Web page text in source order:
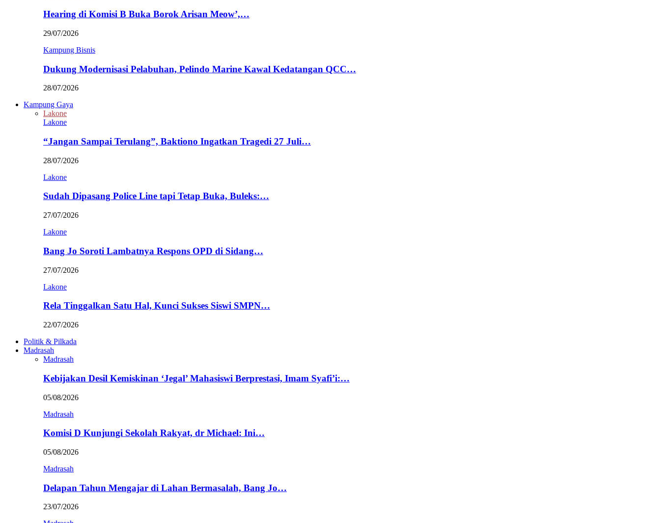
Hearing di Komisi B Buka Borok Arisan Meow’,…
29/07/2026
Kampung Bisnis
Dukung Modernisasi Pelabuhan, Pelindo Marine Kawal Kedatangan QCC…
28/07/2026
Kampung Gaya
Lakone
Lakone
“Jangan Sampai Terulang”, Baktiono Ingatkan Tragedi 27 Juli…
28/07/2026
Lakone
Sudah Dipasang Police Line tapi Tetap Buka, Buleks:…
27/07/2026
Lakone
Bang Jo Soroti Lambatnya Respons OPD di Sidang…
27/07/2026
Lakone
Rela Tinggalkan Satu Hal, Kunci Sukses Siswi SMPN…
22/07/2026
Politik & Pilkada
Madrasah
Madrasah
Kebijakan Desil Kemiskinan ‘Jegal’ Mahasiswi Berprestasi, Imam Syafi’i:…
05/08/2026
Madrasah
Komisi D Kunjungi Sekolah Rakyat, dr Michael: Ini…
05/08/2026
Madrasah
Delapan Tahun Mengajar di Lahan Bermasalah, Bang Jo…
23/07/2026